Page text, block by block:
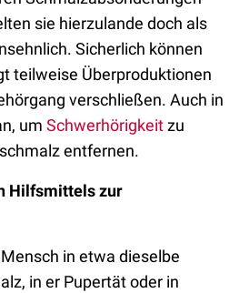
sie hierzulande doch als
Sicherlich können
teilweise Überproduktionen
verschließen. Auch in
um Schwerhörigkeitzu
entfernen.
Hilfsmittels zur
in etwa dieselbe
in er Pupertät oder in